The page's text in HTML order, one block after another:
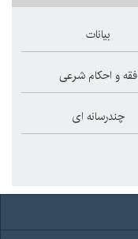
بیانات
فقه و احکام شرعی
چندرسانه ای